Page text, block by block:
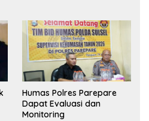
Humas Polres Parepare
Dapat Evaluasi dan
Monitoring